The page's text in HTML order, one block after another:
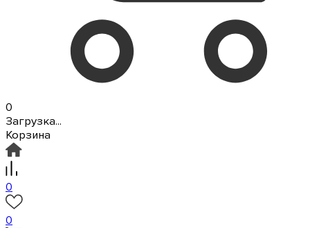
0
Загрузка...
Корзина
0
0